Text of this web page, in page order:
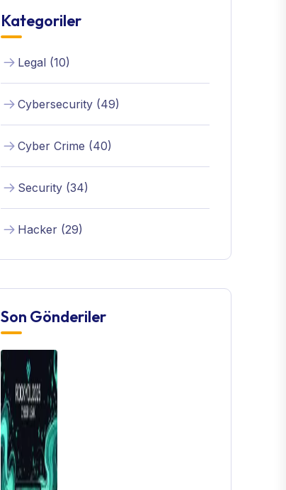
Kategoriler
Legal (10)
Cybersecurity (49)
Cyber Crime (40)
Security (34)
Hacker (29)
Son Gönderiler